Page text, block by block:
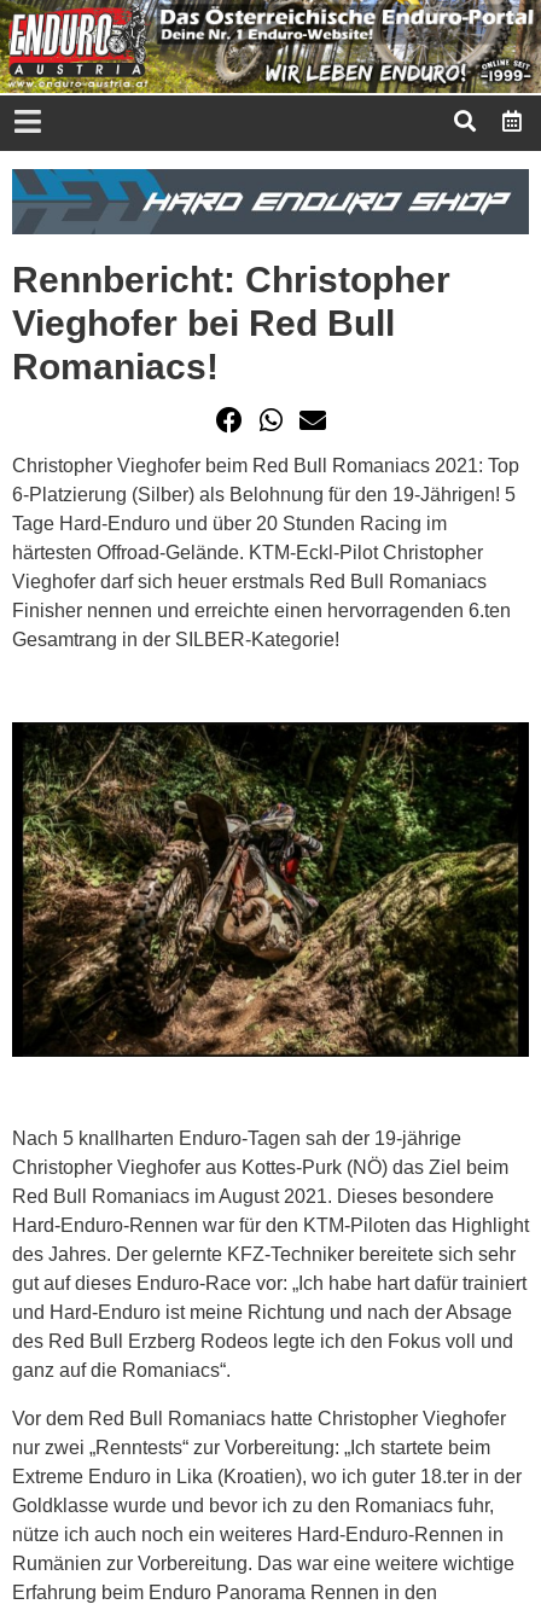
Rennbericht: Christopher
Vieghofer bei Red Bull
Romaniacs!
Christopher Vieghofer beim Red Bull Romaniacs 2021: Top
6-Platzierung (Silber) als Belohnung für den 19-Jährigen! 5
Tage Hard-Enduro und über 20 Stunden Racing im
härtesten Offroad-Gelände. KTM-Eckl-Pilot Christopher
Vieghofer darf sich heuer erstmals Red Bull Romaniacs
Finisher nennen und erreichte einen hervorragenden 6.ten
Gesamtrang in der SILBER-Kategorie!
Nach 5 knallharten Enduro-Tagen sah der 19-jährige
Christopher Vieghofer aus Kottes-Purk (NÖ) das Ziel beim
Red Bull Romaniacs im August 2021. Dieses besondere
Hard-Enduro-Rennen war für den KTM-Piloten das Highlight
des Jahres. Der gelernte KFZ-Techniker bereitete sich sehr
gut auf dieses Enduro-Race vor: „Ich habe hart dafür trainiert
und Hard-Enduro ist meine Richtung und nach der Absage
des Red Bull Erzberg Rodeos legte ich den Fokus voll und
ganz auf die Romaniacs“.
Vor dem Red Bull Romaniacs hatte Christopher Vieghofer
nur zwei „Renntests“ zur Vorbereitung: „Ich startete beim
Extreme Enduro in Lika (Kroatien), wo ich guter 18.ter in der
Goldklasse wurde und bevor ich zu den Romaniacs fuhr,
nütze ich auch noch ein weiteres Hard-Enduro-Rennen in
Rumänien zur Vorbereitung. Das war eine weitere wichtige
Erfahrung beim Enduro Panorama Rennen in den